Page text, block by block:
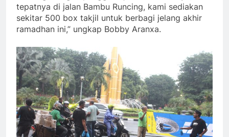
tepatnya di jalan Bambu Runcing, kami sediakan
sekitar 500 box takjil untuk berbagi jelang akhir
ramadhan ini,” ungkap Bobby Aranxa.